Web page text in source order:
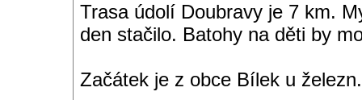
Trasa údolí Doubravy je 7 km.
den stačilo. Batohy na děti by
Začátek je z obce Bílek u